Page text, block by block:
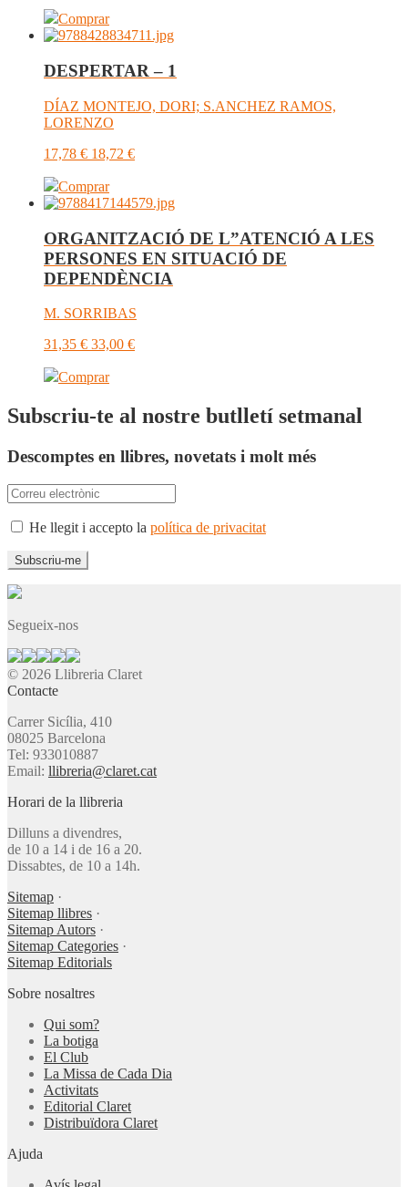
Comprar
DESPERTAR – 1
DÍAZ MONTEJO, DORI; S.ANCHEZ RAMOS,
LORENZO
17,78 € 18,72 €
Comprar
ORGANITZACIÓ DE L”ATENCIÓ A LES
PERSONES EN SITUACIÓ DE
DEPENDÈNCIA
M. SORRIBAS
31,35 € 33,00 €
Comprar
Subscriu-te al nostre butlletí setmanal
Descomptes en llibres, novetats i molt més
He llegit i accepto la política de privacitat
Segueix-nos
© 2026 Llibreria Claret
Contacte
Carrer Sicília, 410
08025 Barcelona
Tel: 933010887
Email: llibreria@claret.cat
Horari de la llibreria
Dilluns a divendres,
de 10 a 14 i de 16 a 20.
Dissabtes, de 10 a 14h.
Sitemap ·
Sitemap llibres ·
Sitemap Autors ·
Sitemap Categories ·
Sitemap Editorials
Sobre nosaltres
Qui som?
La botiga
El Club
La Missa de Cada Dia
Activitats
Editorial Claret
Distribuïdora Claret
Ajuda